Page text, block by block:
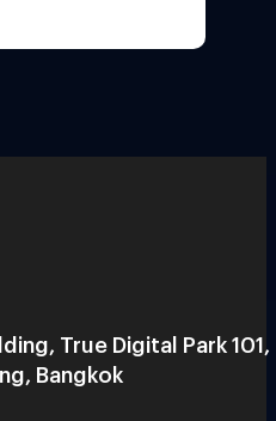
True Digital Park 101,
Bangkok